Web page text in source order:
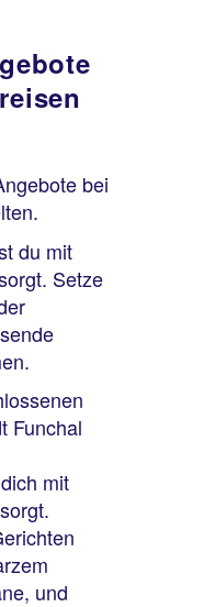
bei
du mit
Setze
Funchal
mit
und